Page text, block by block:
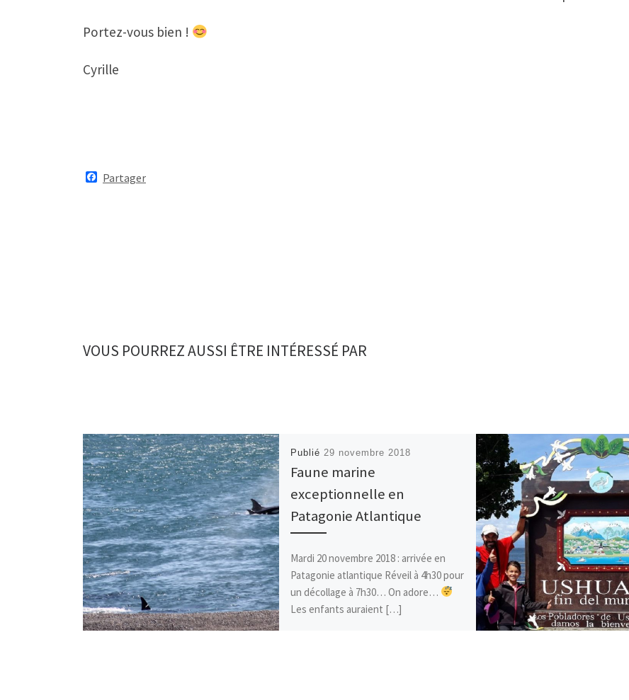
Portez-vous bien !
Cyrille
Partager
VOUS POURREZ AUSSI ÊTRE INTÉRESSÉ PAR
Publié 29 novembre 2018
Faune marine
exceptionnelle en
Patagonie Atlantique
Mardi 20 novembre 2018 : arrivée en
Patagonie atlantique Réveil à 4h30 pour
un décollage à 7h30… On adore…
Les enfants auraient […]